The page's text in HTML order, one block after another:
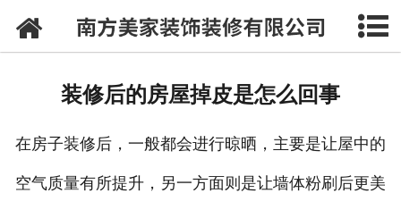
网站首页
装修后的房屋掉皮是怎么回事
在房子装修后，一般都会进行晾晒，主要是让屋中的
空气质量有所提升，另一方面则是让墙体粉刷后更美